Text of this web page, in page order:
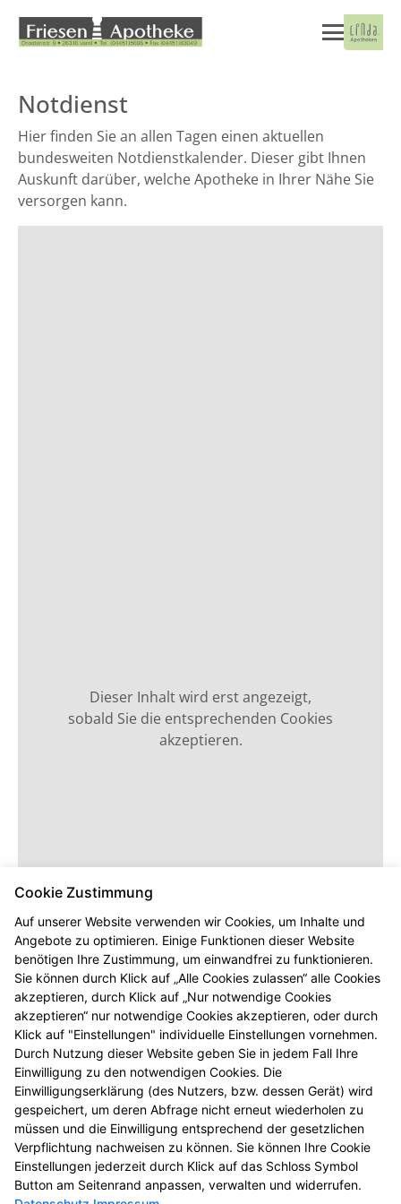
Notdienst
Hier finden Sie an allen Tagen einen aktuellen
bundesweiten Notdienstkalender. Dieser gibt Ihnen
Auskunft darüber, welche Apotheke in Ihrer Nähe Sie
versorgen kann.
Dieser Inhalt wird erst angezeigt,
sobald Sie die entsprechenden Cookies
akzeptieren.
Cookie Zustimmung
Auf unserer Website verwenden wir Cookies, um Inhalte und
Angebote zu optimieren. Einige Funktionen dieser Website
benötigen Ihre Zustimmung, um einwandfrei zu funktionieren.
Sie können durch Klick auf „Alle Cookies zulassen“ alle Cookies
akzeptieren, durch Klick auf „Nur notwendige Cookies
akzeptieren“ nur notwendige Cookies akzeptieren, oder durch
Klick auf "Einstellungen" individuelle Einstellungen vornehmen.
Durch Nutzung dieser Website geben Sie in jedem Fall Ihre
Einwilligung zu den notwendigen Cookies. Die
Einwilligungserklärung (des Nutzers, bzw. dessen Gerät) wird
gespeichert, um deren Abfrage nicht erneut wiederholen zu
müssen und die Einwilligung entsprechend der gesetzlichen
Verpflichtung nachweisen zu können. Sie können Ihre Cookie
Einstellungen jederzeit durch Klick auf das Schloss Symbol
Button am Seitenrand anpassen, verwalten und widerrufen.